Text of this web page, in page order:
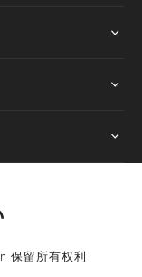
保留所有权利